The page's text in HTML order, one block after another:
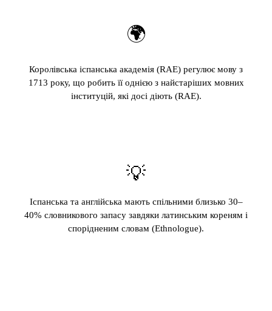
🌍
Королівська іспанська академія (RAE) регулює мову з
1713 року, що робить її однією з найстаріших мовних
інституцій, які досі діють (RAE).
💡
Іспанська та англійська мають спільними близько 30–
40% словникового запасу завдяки латинським кореням і
спорідненим словам (Ethnologue).